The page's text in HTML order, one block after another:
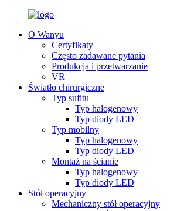
O Wanyu
Certyfikaty
Często zadawane pytania
Produkcja i przetwarzanie
VR
Światło chirurgiczne
Typ sufitu
Typ halogenowy
Typ diody LED
Typ mobilny
Typ halogenowy
Typ diody LED
Montaż na ścianie
Typ halogenowy
Typ diody LED
Stół operacyjny
Mechaniczny stół operacyjny